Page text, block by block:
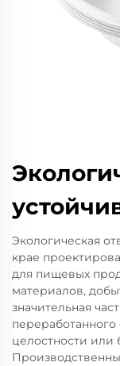
Экологическая
крае
для пищевых
материалов,
значительная
целостности или